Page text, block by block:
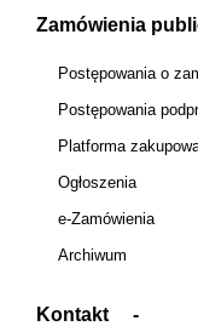
Zamówienia
Postępowania o
Postępowania
Platforma
Ogłoszenia
e-Zamówienia
Archiwum
Kontakt